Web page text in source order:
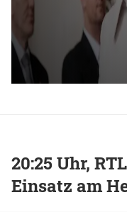
20:25 Uhr,
Einsatz am